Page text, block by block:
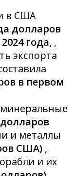
в США
долларов
года, ,
экспорта
в первом
и металлы
США) ,
и их